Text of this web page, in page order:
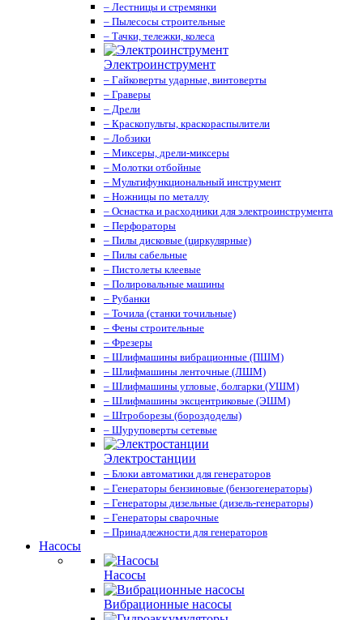
– Лестницы и стремянки
– Пылесосы строительные
– Тачки, тележки, колеса
Электроинструмент
– Гайковерты ударные, винтоверты
– Граверы
– Дрели
– Краскопульты, краскораспылители
– Лобзики
– Миксеры, дрели-миксеры
– Молотки отбойные
– Мультифункциональный инструмент
– Ножницы по металлу
– Оснастка и расходники для электроинструмента
– Перфораторы
– Пилы дисковые (циркулярные)
– Пилы сабельные
– Пистолеты клеевые
– Полировальные машины
– Рубанки
– Точила (станки точильные)
– Фены строительные
– Фрезеры
– Шлифмашины вибрационные (ПШМ)
– Шлифмашины ленточные (ЛШМ)
– Шлифмашины угловые, болгарки (УШМ)
– Шлифмашины эксцентриковые (ЭШМ)
– Штроборезы (бороздоделы)
– Шуруповерты сетевые
Электростанции
– Блоки автоматики для генераторов
– Генераторы бензиновые (бензогенераторы)
– Генераторы дизельные (дизель-генераторы)
– Генераторы сварочные
– Принадлежности для генераторов
Насосы
Насосы
Вибрационные насосы